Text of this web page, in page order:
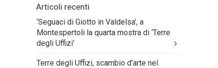
Articoli recenti
‘Seguaci di Giotto in Valdelsa’, a
Montespertoli la quarta mostra di ‘Terre
degli Uffizi’
Terre degli Uffizi, scambio d’arte nel